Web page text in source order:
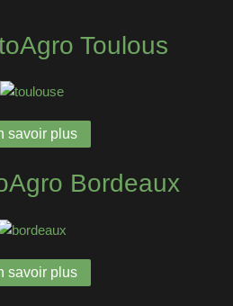
Toulous
savoir plus
Bordeaux
savoir plus